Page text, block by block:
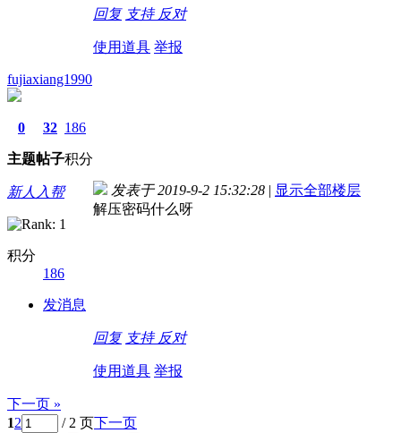
回复 支持 反对
使用道具 举报
fujiaxiang1990
0
主题
32
帖子
186
积分
新人入帮
积分
186
发消息
发表于 2019-9-2 15:32:28 | 显示全部楼层
解压密码什么呀
回复 支持 反对
使用道具 举报
下一页 »
12 / 2 页下一页